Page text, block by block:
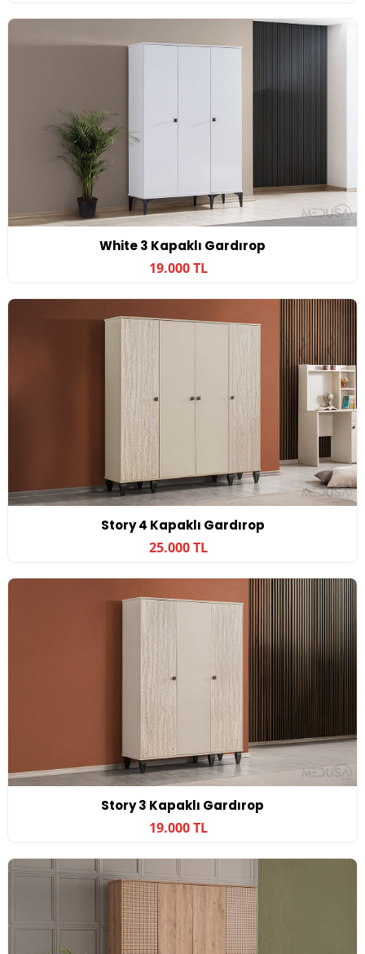
White 3 Kapaklı Gardırop
19.000 TL
Story 4 Kapaklı Gardırop
25.000 TL
Story 3 Kapaklı Gardırop
19.000 TL